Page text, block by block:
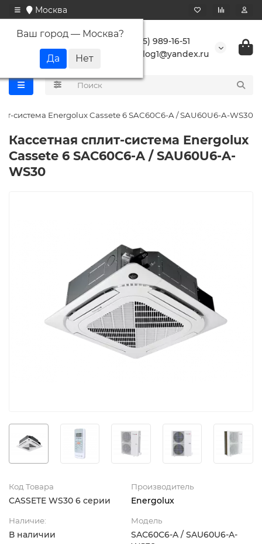
Москва
Ваш город — Москва?
+7 (495) 989-16-51
buranlog1@yandex.ru
система Energolux Cassete 6 SAC60C6-A / SAU60U6-A-WS30
Кассетная сплит-система Energolux
Cassete 6 SAC60C6-A / SAU60U6-A-
WS30
Код Товара
CASSETE WS30 6 серии
Производитель
Energolux
Наличие:
В наличии
Модель
SAС60С6-A / SAU60U6-A-